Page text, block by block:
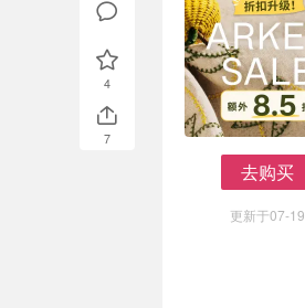
去购买
更新于07-19
4
7